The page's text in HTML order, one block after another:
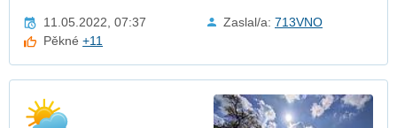
11.05.2022, 07:37 Zaslal/a: 713VNO
Pěkné+11